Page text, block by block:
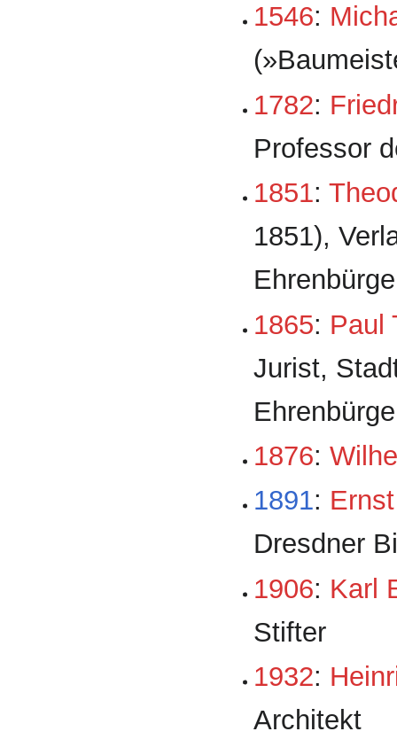
1546:
1782:
Professor
1851:
1851),
1865: Paul
Jurist,
1876:
1891:
Dresdner
1906: Karl
Stifter
1932:
Architekt